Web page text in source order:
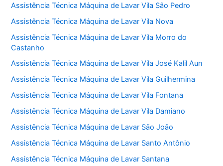
Assistência Técnica Máquina de Lavar Vila São Pedro
Assistência Técnica Máquina de Lavar Vila Nova
Assistência Técnica Máquina de Lavar Vila Morro do
Castanho
Assistência Técnica Máquina de Lavar Vila José Kalil Aun
Assistência Técnica Máquina de Lavar Vila Guilhermina
Assistência Técnica Máquina de Lavar Vila Fontana
Assistência Técnica Máquina de Lavar Vila Damiano
Assistência Técnica Máquina de Lavar São João
Assistência Técnica Máquina de Lavar Santo Antônio
Assistência Técnica Máquina de Lavar Santana